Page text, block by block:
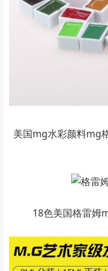
美国mg水彩颜料mg
18色美国格雷姆